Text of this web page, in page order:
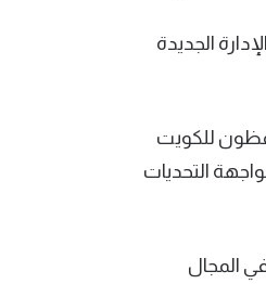
الجديدة
للكويت
التحديات
المجال